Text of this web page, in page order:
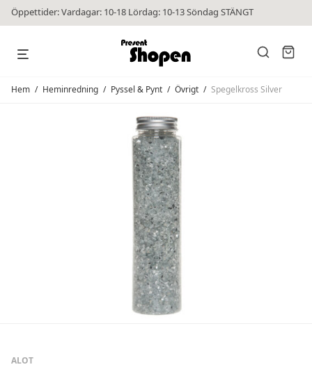
Öppettider: Vardagar: 10-18 Lördag: 10-13 Söndag STÄNGT
Hem / Heminredning / Pyssel & Pynt / Övrigt / Spegelkross Silver
ALOT